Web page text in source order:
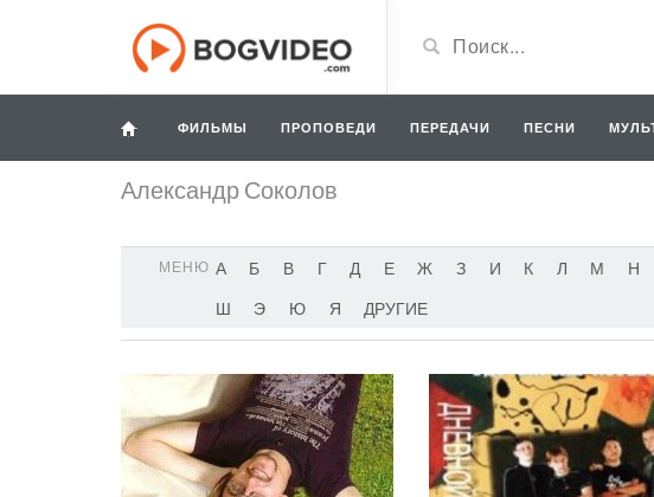
ФИЛЬМЫ ПРОПОВЕДИ ПЕРЕДАЧИ ПЕСНИ
Александр Соколов
МЕНЮ А Б В Г Д Е Ж З И К Л М Н
Ш
Э Ю Я ДРУГИЕ